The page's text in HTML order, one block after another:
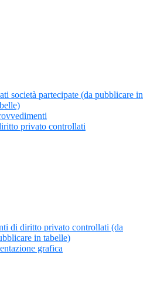
società partecipate (da pubblicare in
privato controllati
di diritto privato controllati (da
in tabelle)
grafica